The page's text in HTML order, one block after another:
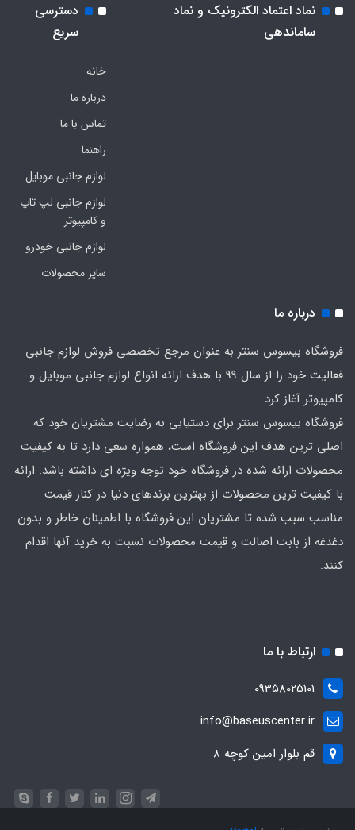
نماد اعتماد الکترونیک و نماد
ساماندهی
دسترسی
سریع
خانه
درباره ما
تماس با ما
راهنما
لوازم جانبی موبایل
لوازم جانبی لپ تاپ
و کامپیوتر
لوازم جانبی خودرو
سایر محصولات
درباره ما
فروشگاه بیسوس سنتر به عنوان مرجع تخصصی فروش لوازم جانبی
فعالیت خود را از سال 99 با هدف ارائه انواع لوازم جانبی موبایل و
کامپیوتر آغاز کرد.
فروشگاه بیسوس سنتر برای دستیابی به رضایت مشتریان خود که
اصلی‌ ترین هدف این فروشگاه است، همواره سعی دارد تا به کیفیت
محصولات ارائه شده در فروشگاه خود توجه ویژه ای داشته باشد. ارائه
با کیفیت‌ ترین محصولات از بهترین برندهای دنیا در کنار قیمت
مناسب سبب شده تا مشتریان این فروشگاه با اطمینان خاطر و بدون
دغدغه از بابت اصالت و قیمت محصولات نسبت به خرید آنها اقدام
کنند.
ارتباط با ما
09358025101
info@baseuscenter.ir
قم بلوار امین کوچه 8